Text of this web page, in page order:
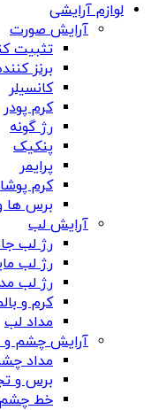
لوازم آرایشی
آرایش صورت
تثبیت
برنز
کانسیلر
کرم پودر
رژ گونه
پنکیک
پرایمر
کرم
برس ها
آرایش لب
رژ لب
رژ لب
رژ لب
کرم و
مداد لب
آرایش چشم و
مداد
برس و
خط چشم